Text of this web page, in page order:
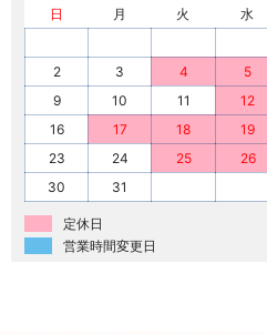
日
月 火 水
2
3 4 5
9
10 11 12
16
17 18 19
23
24 25 26
30
31
定休日
営業時間変更日